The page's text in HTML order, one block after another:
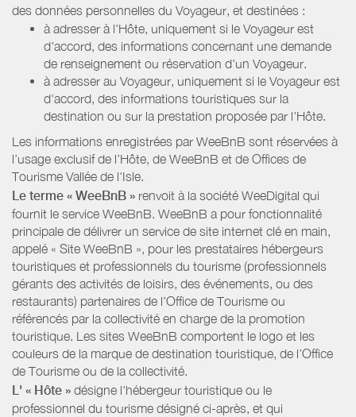
des données personnelles du Voyageur, et destinées :
à adresser à l'Hôte, uniquement si le Voyageur est
d'accord, des informations concernant une demande
de renseignement ou réservation d'un Voyageur.
à adresser au Voyageur, uniquement si le Voyageur est
d'accord, des informations touristiques sur la
destination ou sur la prestation proposée par l'Hôte.
Les informations enregistrées par WeeBnB sont réservées à
l’usage exclusif de l’Hôte, de WeeBnB et de Offices de
Tourisme Vallée de l'Isle.
Le terme « WeeBnB » renvoit à la société WeeDigital qui
fournit le service WeeBnB. WeeBnB a pour fonctionnalité
principale de délivrer un service de site internet clé en main,
appelé « Site WeeBnB », pour les prestataires hébergeurs
touristiques et professionnels du tourisme (professionnels
gérants des activités de loisirs, des événements, ou des
restaurants) partenaires de l’Office de Tourisme ou
référencés par la collectivité en charge de la promotion
touristique. Les sites WeeBnB comportent le logo et les
couleurs de la marque de destination touristique, de l’Office
de Tourisme ou de la collectivité.
L' « Hôte » désigne l'hébergeur touristique ou le
professionnel du tourisme désigné ci-après, et qui